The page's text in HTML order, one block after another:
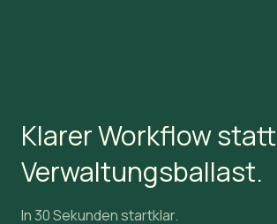
Klarer Workflow statt
Verwaltungsballast.
In 30 Sekunden startklar.